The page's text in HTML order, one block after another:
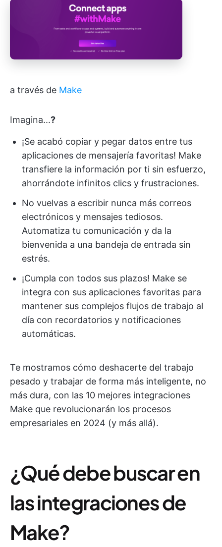
a través de Make
Imagina...?
¡Se acabó copiar y pegar datos entre tus
aplicaciones de mensajería favoritas! Make
transfiere la información por ti sin esfuerzo,
ahorrándote infinitos clics y frustraciones.
No vuelvas a escribir nunca más correos
electrónicos y mensajes tediosos.
Automatiza tu comunicación y da la
bienvenida a una bandeja de entrada sin
estrés.
¡Cumpla con todos sus plazos! ️Make se
integra con sus aplicaciones favoritas para
mantener sus complejos flujos de trabajo al
día con recordatorios y notificaciones
automáticas.
Te mostramos cómo deshacerte del trabajo
pesado y trabajar de forma más inteligente, no
más dura, con las 10 mejores integraciones
Make que revolucionarán los procesos
empresariales en 2024 (y más allá).
¿Qué debe buscar en
las integraciones de
Make?